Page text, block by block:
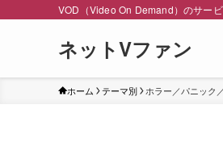
VOD（Video On Demand）のサー
ネットVファン
ホーム テーマ別 ホラー／パニック